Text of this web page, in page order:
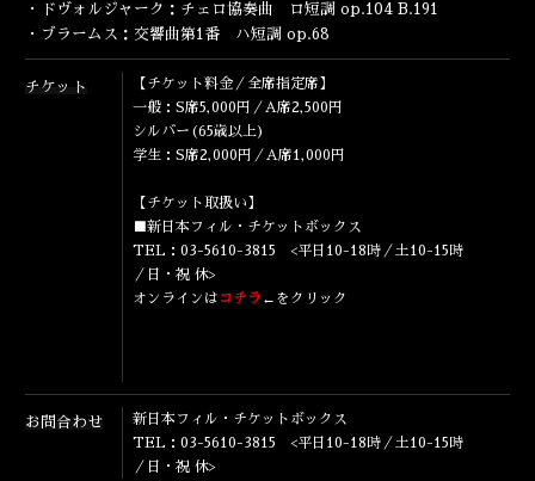
・ドヴォルジャーク：チェロ協奏曲 ロ短調 op.104 B.191
・ブラームス：交響曲第1番 ハ短調 op.68
チケット
【チケット料金／全席指定席】
一般：S席5,000円／A席2,500円
シルバー(65歳以上)
学生：S席2,000円／A席1,000円
【チケット取扱い】
■新日本フィル・チケットボックス
TEL：03-5610-3815 <平日10-18時／土10-15時
／日・祝 休>
オンラインは コチラ ←をクリック
お問合わせ
新日本フィル・チケットボックス
TEL：03-5610-3815 <平日10-18時／土10-15時
／日・祝 休>